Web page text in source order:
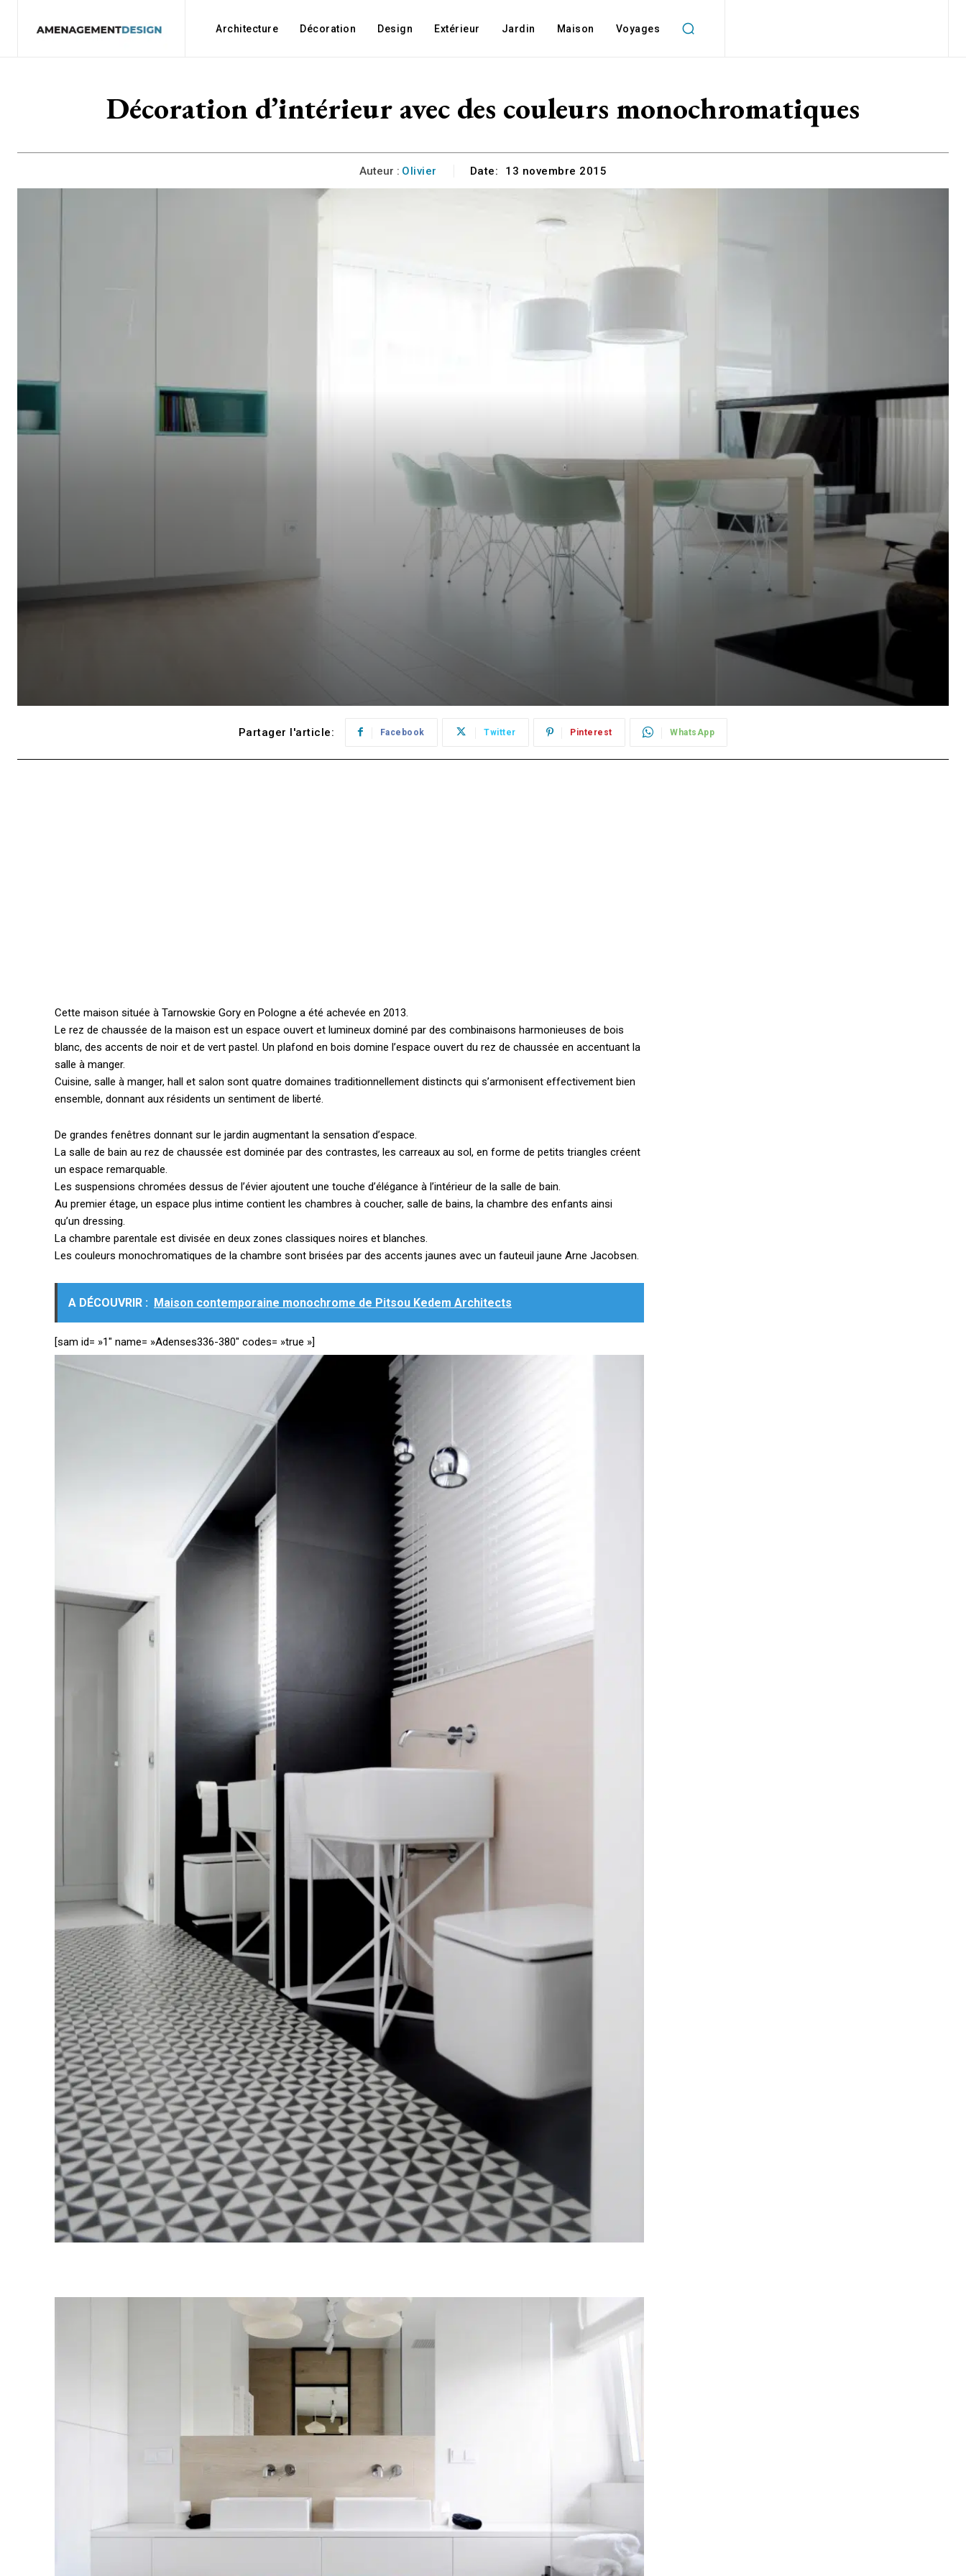
Architecture Décoration Design Extérieur Jardin Maison Voyages
Décoration d’intérieur avec des couleurs monochromatiques
Auteur : Olivier Date: 13 novembre 2015
Partager l'article: Facebook Twitter Pinterest WhatsApp
Cette maison située à Tarnowskie Gory en Pologne a été achevée en 2013.
Le rez de chaussée de la maison est un espace ouvert et lumineux dominé par des combinaisons harmonieuses de bois
blanc, des accents de noir et de vert pastel. Un plafond en bois domine l’espace ouvert du rez de chaussée en accentuant la
salle à manger.
Cuisine, salle à manger, hall et salon sont quatre domaines traditionnellement distincts qui s’armonisent effectivement bien
ensemble, donnant aux résidents un sentiment de liberté.
De grandes fenêtres donnant sur le jardin augmentant la sensation d’espace.
La salle de bain au rez de chaussée est dominée par des contrastes, les carreaux au sol, en forme de petits triangles créent
un espace remarquable.
Les suspensions chromées dessus de l’évier ajoutent une touche d’élégance à l’intérieur de la salle de bain.
Au premier étage, un espace plus intime contient les chambres à coucher, salle de bains, la chambre des enfants ainsi
qu’un dressing.
La chambre parentale est divisée en deux zones classiques noires et blanches.
Les couleurs monochromatiques de la chambre sont brisées par des accents jaunes avec un fauteuil jaune Arne Jacobsen.
A DÉCOUVRIR : Maison contemporaine monochrome de Pitsou Kedem Architects
[sam id= »1″ name= »Adenses336-380″ codes= »true »]